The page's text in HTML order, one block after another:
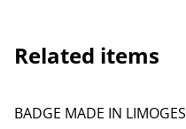
Related items
BADGE MADE IN LIMOGES